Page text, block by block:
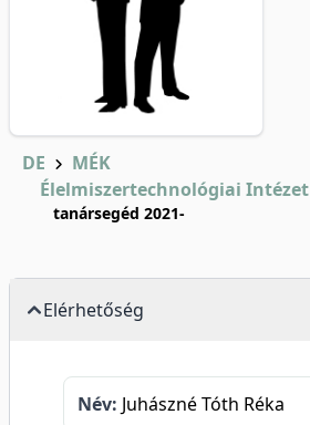
DE
MÉK
Élelmiszertechnológiai Intézet
tanársegéd 2021-
Elérhetőség
Név: Juhászné Tóth Réka